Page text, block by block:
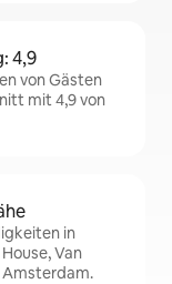
4,9
von Gästen
mit 4,9 von
in
Van
Amsterdam.